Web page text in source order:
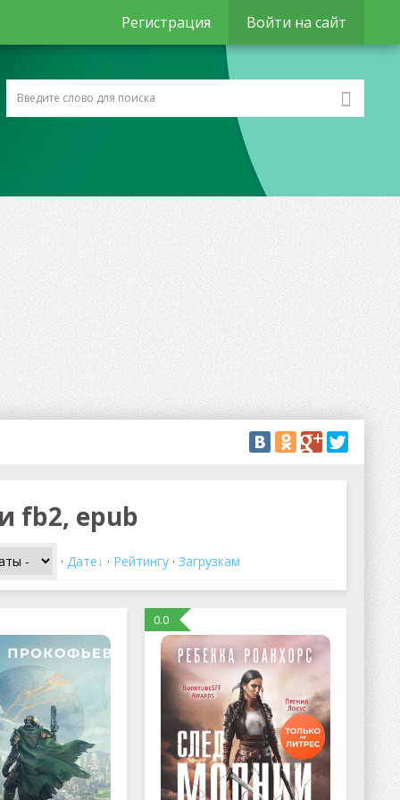
Регистрация Войти на сайт
fb2, epub
· Дате · Рейтингу· Загрузкам
0.0